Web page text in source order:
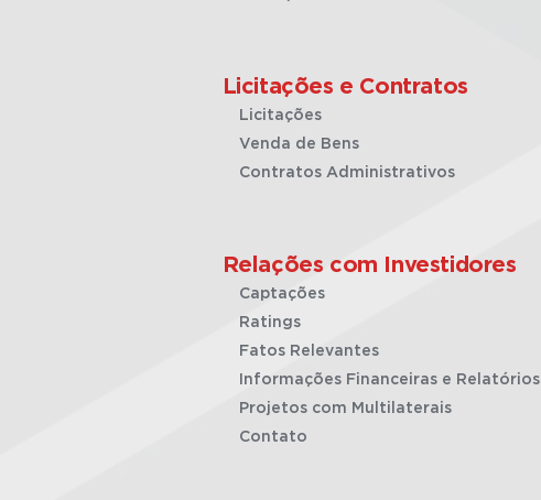
Licitações e Contratos
Licitações
Venda de Bens
Contratos Administrativos
Relações com Investidores
Captações
Ratings
Fatos Relevantes
Informações Financeiras e Relatórios
Projetos com Multilaterais
Contato